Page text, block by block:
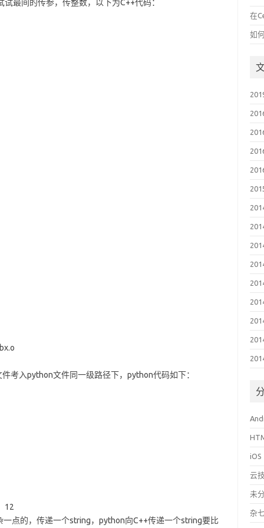
最间的传参，传整数，以下为C++代码：
考入python文件同一级路径下，python代码如下：
12
点的，传递一个string，python向C++传递一个string要比
在
如
iOS
云
未
杂